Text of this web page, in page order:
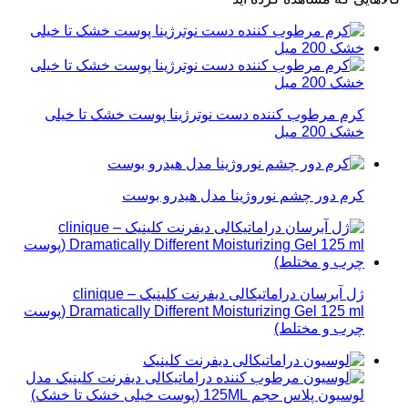
کرم مرطوب کننده دست نوترژینا پوست خشک تا خیلی
خشک 200 میل
کرم دور چشم نوروژینا مدل هیدرو بوست
ژل آبرسان دراماتیکالی دیفرنت کلینیک – clinique
Dramatically Different Moisturizing Gel 125 ml (پوست
چرب و مختلط)